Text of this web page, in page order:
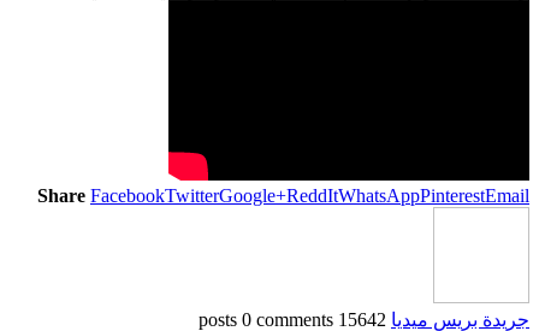
Share FacebookTwitterGoogle+ReddItWhatsAppPinterestEmail
جريدة بريس ميديا 15642 posts
0 comments